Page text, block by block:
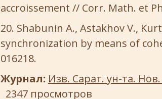
accroissement // Corr. Math. et
Shabunin A., Astakhov V.,
synchronization by means of
016218.
Журнал: Изв. Сарат. ун-та.
2347 просмотров